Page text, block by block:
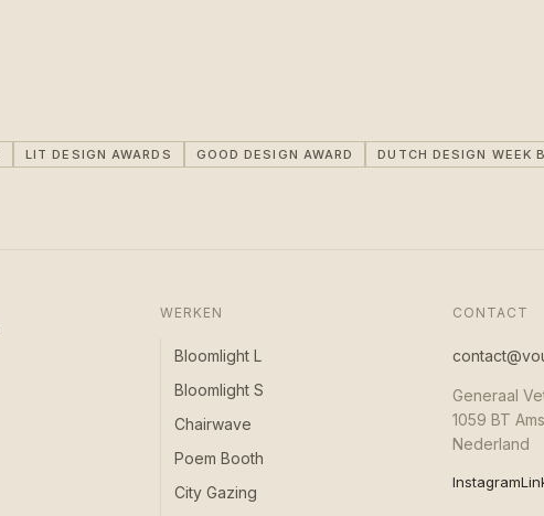
LIT DESIGN AWARDS GOOD DESIGN AWARD
DUTCH DESIGN WEEK
WERKEN
Bloomlight L
Bloomlight S
Chairwave
Poem Booth
City Gazing
CONTACT
Generaal
1059 BT
Nederland
Instagram